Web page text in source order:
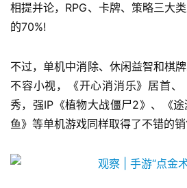
首
相提并论，RPG、卡牌、策略三大
的70%!
不过，单机中消除、休闲益智和棋
不容小视，《开心消消乐》居首
秀，强IP《植物大战僵尸2》、《
鱼》等单机游戏同样取得了不错的销